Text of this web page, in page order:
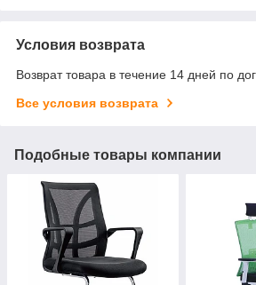
Условия возврата
Возврат товара в течение 14 дней по
Все условия возврата
Подобные товары компании